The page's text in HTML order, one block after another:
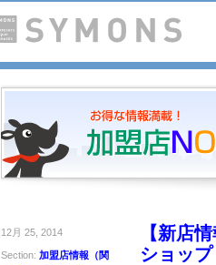
12月 25, 2014
Section: 加盟店情報（関
【新店
ショップ